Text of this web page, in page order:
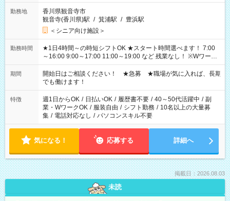
勤務地
香川県観音寺市
観音寺(香川県)駅 / 箕浦駅 / 豊浜駅
＜シニア向け施設＞
勤務時間
★1日4時間～の時短シフトOK ★スタート時間選べます！ 7:00
～16:00 9:00～17:00 11:00～19:00 など 残業なし！ ※Wワーク
の場合、他のお仕事と合わせ週40時間超の就業はご案内できま
せん ※法令に基づき、週20時間以上勤務は社会保険への加入対
象となります ※労働者派遣法（日雇い派遣の原則禁止）によ
り、短時間・短期間の就業はご案内が難しい場合があります
期間
開始日はご相談ください！ ★急募 ★職場が気に入れば、長期
でも働けます！
特徴 週1日からOK / 日払いOK / 履歴書不要 / 40～50代活躍中 / 副
業・WワークOK / 服装自由 / シフト勤務 / 10名以上の大量募
集 / 電話対応なし / パソコンスキル不要
気になる！ 応募する 詳細へ
掲載日：2026.08.03
未読